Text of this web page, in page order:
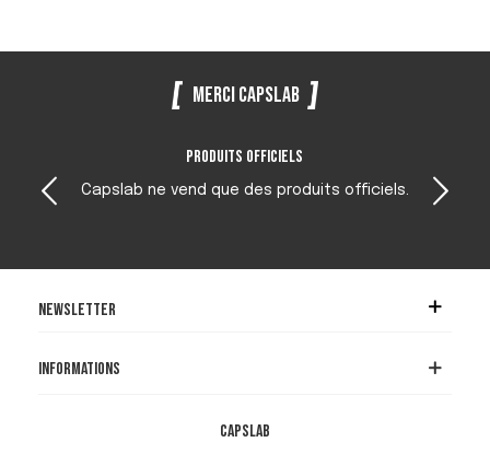
Merci Capslab
Produits officiels
Capslab ne vend que des produits officiels.
Newsletter
Informations
Capslab